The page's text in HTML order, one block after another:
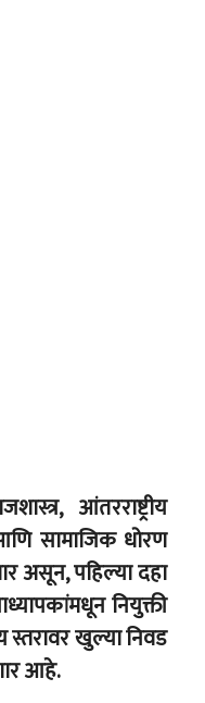
आंतरराष्ट्रीय
सामाजिक धोरण
असून, पहिल्या दहा
नियुक्ती
स्तरावर खुल्या निवड
आहे.